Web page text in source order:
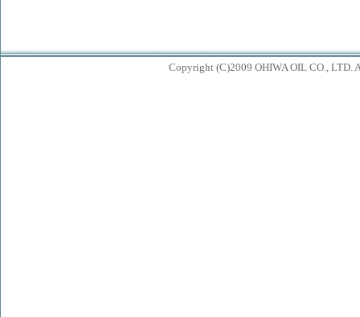
Copyright (C)2009 OHIWA OIL CO., LTD.